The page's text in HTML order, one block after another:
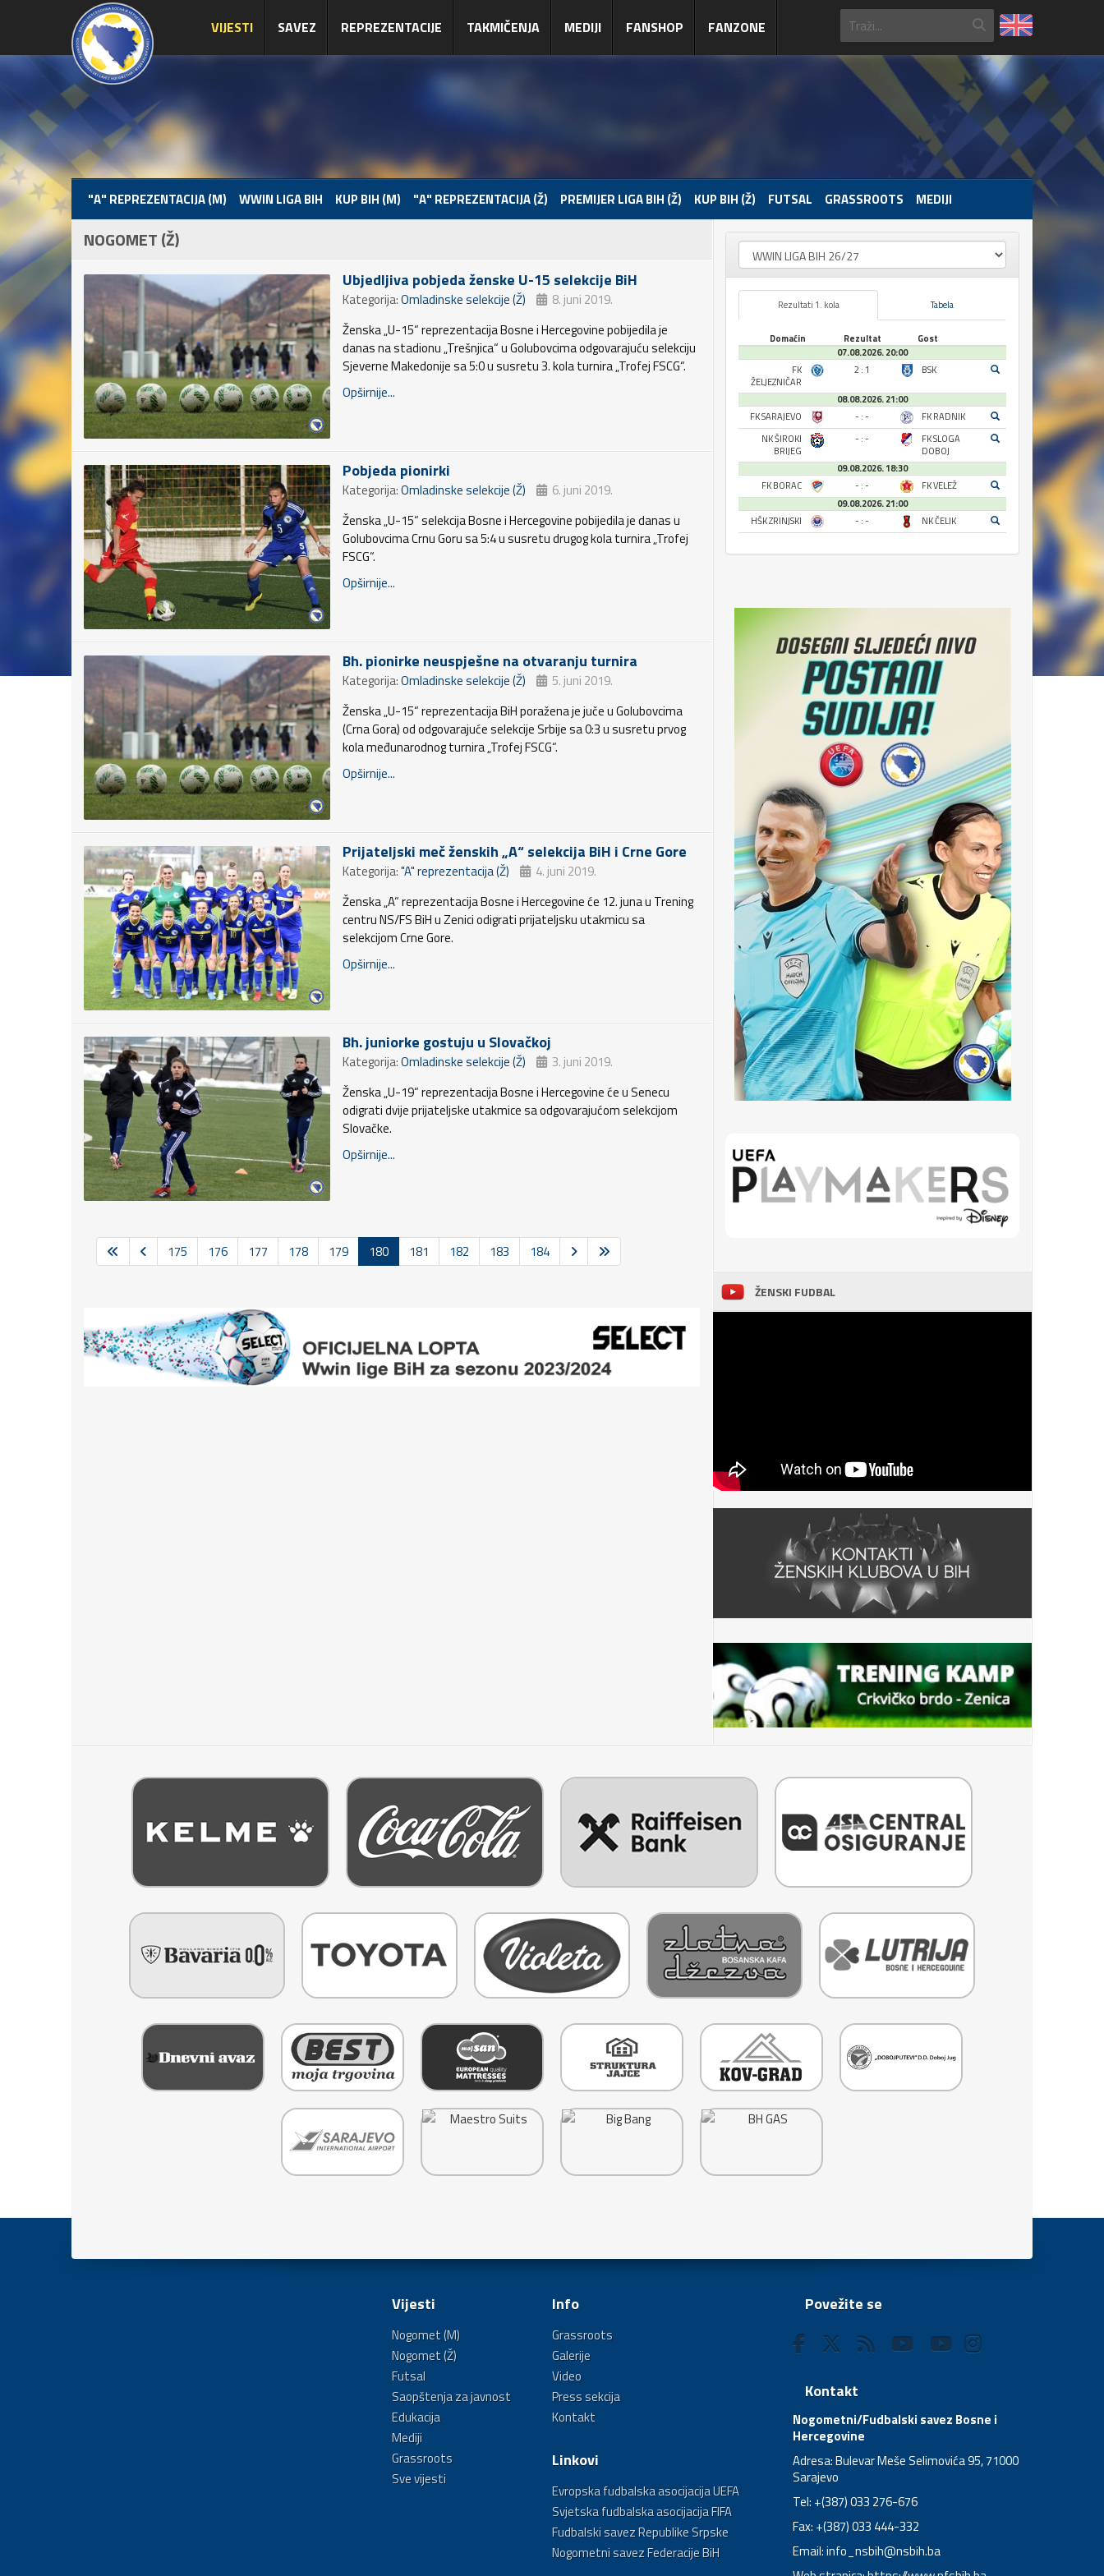
VIJESTI SAVEZ REPREZENTACIJE TAKMIČENJA MEDIJI FANSHOP FANZONE
"A" REPREZENTACIJA (M) WWIN LIGA BIH KUP BIH (M) "A" REPREZENTACIJA (Ž) PREMIJER LIGA BIH (Ž) KUP BIH (Ž) FUTSAL GRASSROOTS MEDIJI
NOGOMET (Ž)
Ubjedljiva pobjeda ženske U-15 selekcije BiH
Kategorija:Omladinske selekcije (Ž)
8. juni 2019.
Ženska „U-15“ reprezentacija Bosne i Hercegovine pobijedila je
danas na stadionu „Trešnjica“ u Golubovcima odgovarajuću selekciju
Sjeverne Makedonije sa 5:0 u susretu 3. kola turnira „Trofej FSCG“.
Opširnije...
Pobjeda pionirki
Kategorija:Omladinske selekcije (Ž)
6. juni 2019.
Ženska „U-15“ selekcija Bosne i Hercegovine pobijedila je danas u
Golubovcima Crnu Goru sa 5:4 u susretu drugog kola turnira „Trofej
FSCG“.
Opširnije...
Bh. pionirke neuspješne na otvaranju turnira
Kategorija:Omladinske selekcije (Ž)
5. juni 2019.
Ženska „U-15“ reprezentacija BiH poražena je juče u Golubovcima
(Crna Gora) od odgovarajuće selekcije Srbije sa 0:3 u susretu prvog
kola međunarodnog turnira „Trofej FSCG“.
Opširnije...
Prijateljski meč ženskih „A“ selekcija BiH i Crne Gore
Kategorija:"A" reprezentacija (Ž)
4. juni 2019.
Ženska „A“ reprezentacija Bosne i Hercegovine će 12. juna u Trening
centru NS/FS BiH u Zenici odigrati prijateljsku utakmicu sa
selekcijom Crne Gore.
Opširnije...
Bh. juniorke gostuju u Slovačkoj
Kategorija:Omladinske selekcije (Ž)
3. juni 2019.
Ženska „U-19“ reprezentacija Bosne i Hercegovine će u Senecu
odigrati dvije prijateljske utakmice sa odgovarajućom selekcijom
Slovačke.
Opširnije...
175 176 177 178 179 180 181 182 183 184
Rezultati 1. kola Tabela
Domaćin Rezultat
Gost
07.08.2026. 20:00
FK
ŽELJEZNIČAR
2 : 1 BSK
08.08.2026. 21:00
FK SARAJEVO
- : -
FK RADNIK
NK ŠIROKI
BRIJEG
- : -
FK SLOGA
DOBOJ
09.08.2026. 18:30
FK BORAC
- : -
FK VELEŽ
09.08.2026. 21:00
HŠK ZRINJSKI
- : - NK ČELIK
ŽENSKI FUDBAL
Vijesti
Nogomet (M)
Nogomet (Ž)
Futsal
Saopštenja za javnost
Edukacija
Mediji
Grassroots
Sve vijesti
Info
Grassroots
Galerije
Video
Press sekcija
Kontakt
Linkovi
Evropska fudbalska asocijacija UEFA
Svjetska fudbalska asocijacija FIFA
Fudbalski savez Republike Srpske
Nogometni savez Federacije BiH
Povežite se
Kontakt
Nogometni/Fudbalski savez Bosne i
Hercegovine
Adresa: Bulevar Meše Selimovića 95, 71000
Sarajevo
Tel: +(387) 033 276-676
Fax: +(387) 033 444-332
Email:info_nsbih@nsbih.ba